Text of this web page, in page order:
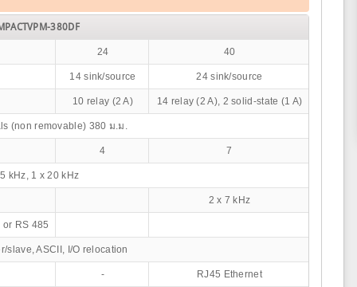
380DF
24 40
14 sink/source 24 sink/source
10 relay (2 A) 14 relay (2 A), 2 solid-state (1 A)
(non removable) 380 ม.ม.
4 7
kHz, 1 x 20 kHz
2 x 7 kHz
RS 485
slave, ASCII, I/O relocation
- RJ45 Ethernet